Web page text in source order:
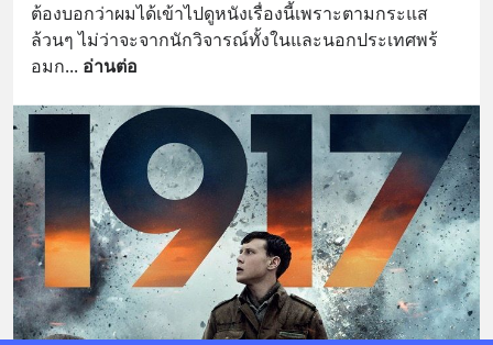
ต้องบอกว่าผมได้เข้าไปดูหนังเรื่องนี้เพราะตามกระแส
ล้วนๆ ไม่ว่าจะจากนักวิจารณ์ทั้งในและนอกประเทศพร้
อมก... อ่านต่อ